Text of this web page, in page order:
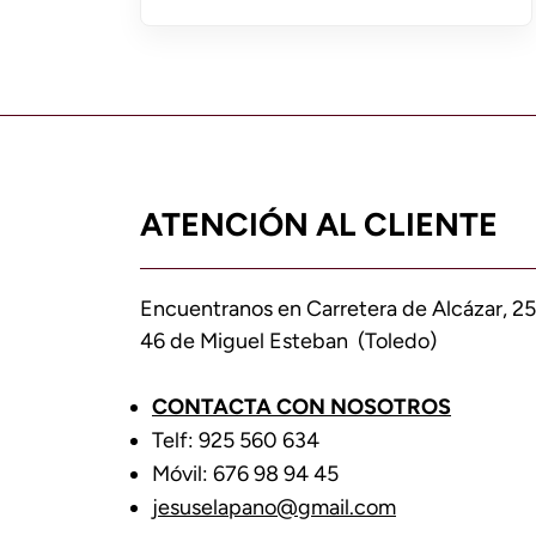
ATENCIÓN AL CLIENTE
Encuentranos en Carretera de Alcázar,
46 de Miguel Esteban (Toledo)
CONTACTA CON NOSOTROS
Telf: 925 560 634
Móvil: 676 98 94 45
jesuselapano@gmail.com